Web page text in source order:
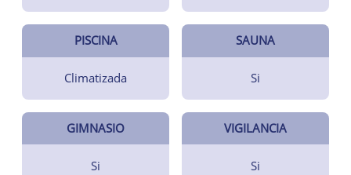
PISCINA
Climatizada
SAUNA
Si
GIMNASIO
Si
VIGILANCIA
Si